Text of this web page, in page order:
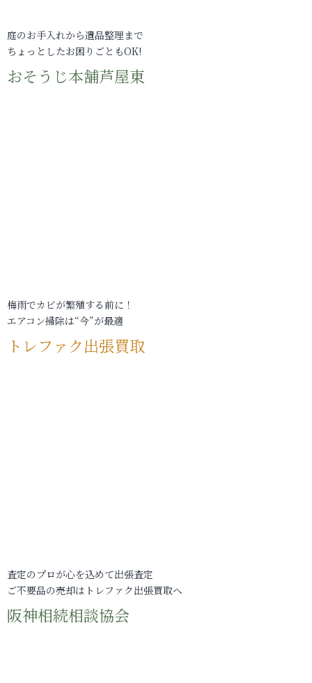
庭のお手入れから遺品整理まで
ちょっとしたお困りごともOK!
おそうじ本舗芦屋東
梅雨でカビが繁殖する前に！
エアコン掃除は“今”が最適
トレファク出張買取
査定のプロが心を込めて出張査定
ご不要品の売却はトレファク出張買取へ
阪神相続相談協会